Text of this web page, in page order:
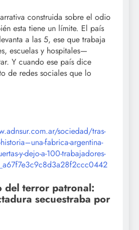
construida sobre el odio
esta tiene un límite. El país
a las 5, ese que trabaja
escuelas y hospitales—
Y cuando ese país dice
de redes sociales que lo
sociedad/tras-
fabrica-argentina-
y-dejo-a-100-trabajadores-
del terror patronal:
secuestraba por